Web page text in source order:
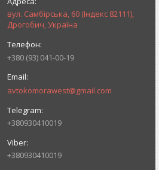
вул. Самбірська, 60 (Індекс 82111),
Дрогобич, Україна
+380 (93) 041-00-19
avtokomorawest@gmail.com
+380930410019
+380930410019